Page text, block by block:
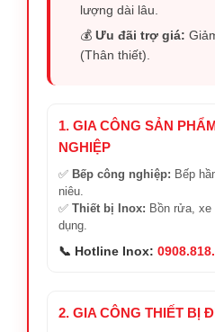
lượng dài lâu.
💰Ưu đãi trợ giá:
(Thân thiết).
1. GIA CÔNG SẢN
NGHIỆP
✅ Bếp công nghiệp: Bếp
niêu.
✅ Thiết bị Inox: Bồn rửa, xe
dụng.
📞 Hotline Inox:
2. GIA CÔNG THIẾT BỊ